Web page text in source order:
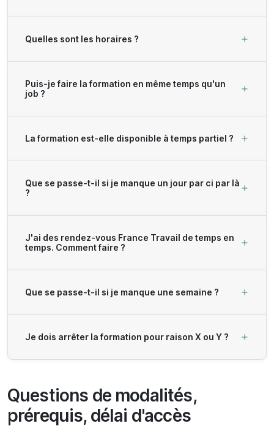
Quelles sont les horaires ?
Puis-je faire la formation en même temps qu'un
job ?
La formation est-elle disponible à temps partiel ?
Que se passe-t-il si je manque un jour par ci par là
?
J'ai des rendez-vous France Travail de temps en
temps. Comment faire ?
Que se passe-t-il si je manque une semaine ?
Je dois arrêter la formation pour raison X ou Y ?
Questions de modalités,
prérequis, délai d'accès